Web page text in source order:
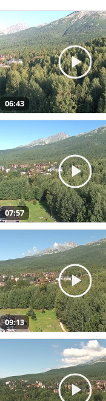
06:43
07:57
09:13